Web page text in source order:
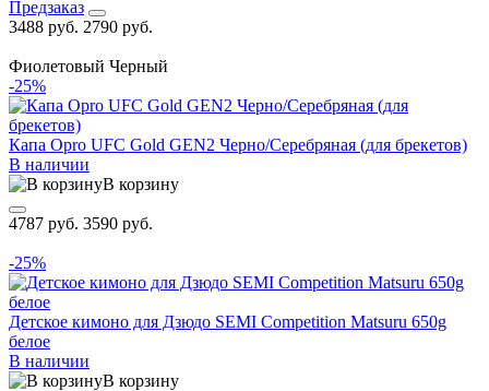
Предзаказ
3488 руб. 2790 руб.
Фиолетовый Черный
-25%
Капа Opro UFC Gold GEN2 Черно/Серебряная (для брекетов)
В наличии
В корзину
4787 руб. 3590 руб.
-25%
Детское кимоно для Дзюдо SEMI Competition Matsuru 650g
белое
В наличии
В корзину